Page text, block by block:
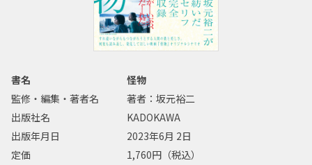
書名
怪物
監修・編集・著者名
著者：坂元裕二
出版社名
KADOKAWA
出版年月日
2023年6月 2日
定価
1,760円（税込）